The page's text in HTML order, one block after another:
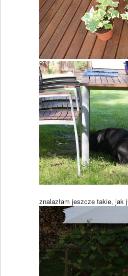
znalazłam jeszcze takie, jak